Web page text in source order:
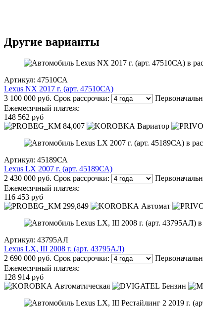
Другие варианты
Артикул: 47510СА
Lexus NX 2017 г. (арт. 47510СА)
3 100 000 руб. Срок рассрочки:
Ежемесячный платеж:
148 562 руб
84,007
Вариатор
Артикул: 45189СА
Lexus LX 2007 г. (арт. 45189СА)
2 430 000 руб. Срок рассрочки:
Ежемесячный платеж:
116 453 руб
299,849
Автомат
Артикул: 43795АЛ
Lexus LX, III 2008 г. (арт. 43795АЛ)
2 690 000 руб. Срок рассрочки:
Ежемесячный платеж:
128 914 руб
Автоматическая
Бензин